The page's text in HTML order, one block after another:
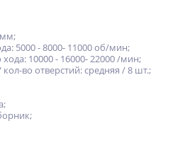
мм;
5000 - 8000- 11000 об/мин;
10000 - 16000- 22000 /мин;
во отверстий: средняя / 8 шт.;